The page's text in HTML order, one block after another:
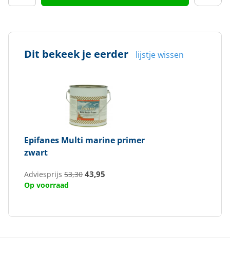
Dit bekeek je eerder lijstje wissen
Epifanes Multi marine primer
zwart
Adviesprijs 53,30 43,95
Op voorraad